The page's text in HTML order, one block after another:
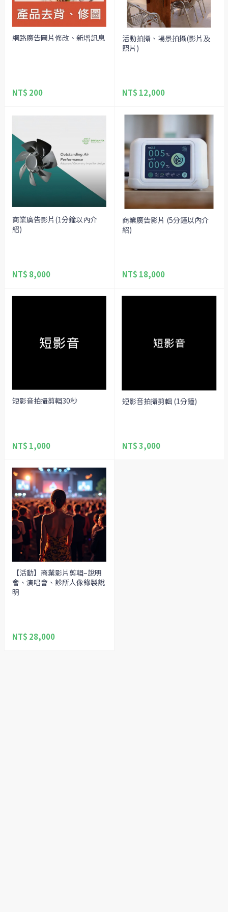
網路廣告圖片修改、新增訊息
NT$ 200
活動拍攝、場景拍攝(影片及
照片)
NT$ 12,000
商業廣告影片(1分鐘以內介
紹)
NT$ 8,000
商業廣告影片 (5分鐘以內介
紹)
NT$ 18,000
短影音拍攝剪輯30秒
NT$ 1,000
短影音拍攝剪輯 (1分鐘)
NT$ 3,000
【活動】商業影片剪輯–說明
會、演唱會、診所人像錄製說
明
NT$ 28,000